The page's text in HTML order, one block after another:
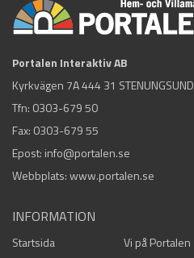
Portalen Interaktiv AB
Kyrkvägen 7A 444 31 STENUNGSUND
Tfn: 0303-679 50
Fax: 0303-679 55
Epost: info@portalen.se
Webbplats: www.portalen.se
INFORMATION
Startsida Vi på Portalen